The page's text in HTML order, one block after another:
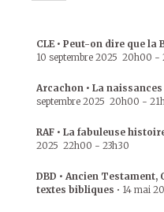
CLE • Peut-on dire que la
10 septembre 2025 20h00 -
Arcachon • La
septembre 2025 20h00 -
RAF • La fabuleuse
2025 22h00 - 23h30
DBD • Ancien
textes bibliques • 14 mai